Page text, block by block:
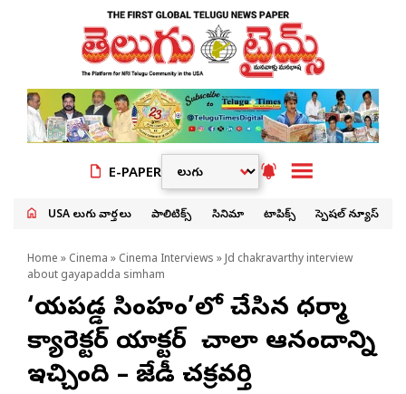
E-PAPER
USA తెలుగు వార్తలు పాలిటిక్స్ సినిమా టాపిక్స్ స్పెషల్ న్యూస్
Home » Cinema » Cinema Interviews » Jd chakravarthy interview
about gayapadda simham
‘గాయపడ్డ సింహం’లో చేసిన ధర్మా
క్యారెక్టర్ యాక్టర్ గా చాలా ఆనందాన్ని
ఇచ్చింది – జేడీ చక్రవర్తి